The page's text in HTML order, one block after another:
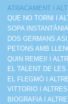
ATRACAMENT I
QUE NO TORNI I
SOPA
DOS GERMANS
PETONS AMB
QUIN REMEI! I
EL TALENT DE
EL FLEGMÓ I
VITTORIO I
BIOGRAFIA I